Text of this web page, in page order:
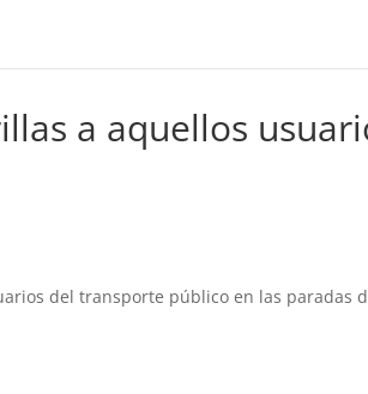
a aquellos
del transporte público en las paradas